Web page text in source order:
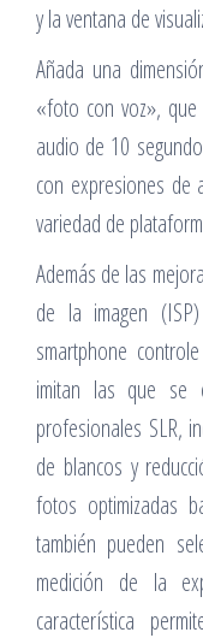
y la ventana de
Añada una
«foto con voz»,
audio de 10
con expresiones de
variedad de
Además de las
de la imagen
smartphone
imitan las que se
profesionales SLR,
de blancos y
fotos optimizadas
también pueden
medición de la
característica